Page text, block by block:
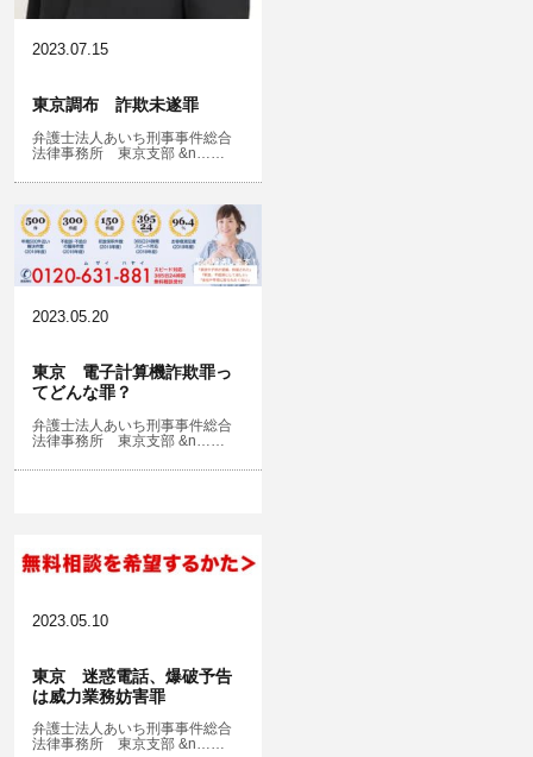
2023.07.15
東京調布 詐欺未遂罪
弁護士法人あいち刑事事件総合
法律事務所 東京支部 &n……
2023.05.20
東京 電子計算機詐欺罪っ
てどんな罪？
弁護士法人あいち刑事事件総合
法律事務所 東京支部 &n……
2023.05.10
東京 迷惑電話、爆破予告
は威力業務妨害罪
弁護士法人あいち刑事事件総合
法律事務所 東京支部 &n……